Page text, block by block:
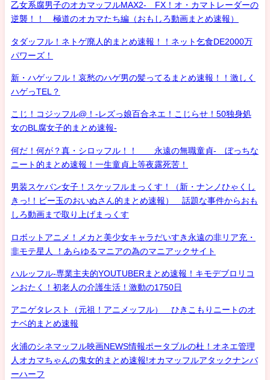
乙女系腐男子のオカマッフルMAX2- FX！オ・カマトレーダーの
逆襲！！ 極道のオカマたち編（おもしろ動画まとめ速報）
タダッフル！ネトゲ廃人的まとめ速報！！ネット乞食DE2000万
パワーズ！
新・ハゲッフル！哀愁のハゲ男の髪ってるまとめ速報！！激しく
ハゲっTEL？
こじ！コジッフル@！-レズっ娘百合ネエ！こじらせ！50独身処
女のBL腐女子的まとめ速報-
何だ！何が？真・シロッフル！！ 永遠の無職童貞- ぼっちな
ニート的まとめ速報！一生童貞上等夜露死苦！
男装スケバン女子！スケッフルまっくす！（新・ナンノひゃくし
きっ!！ビー玉のおいぬさん的まとめ速報） 話題な事件からおも
しろ動画まで取り上げまっくす
ロボットアニメ！メカと美少女キャラだいすき永遠の非リア充・
非モテ星人 ！あらゆるマニアの為のマニアックサイト
ハルッフル-専業主夫的YOUTUBERまとめ速報！キモデブロリコ
ンおたく！初老人の介護生活！激動の1750日
アニゲタレスト（元祖！アニメッフル） ひきこもりニートのオ
ナベ的まとめ速報
火浦のシネマッフル映画NEWS情報ポータブルの杜！オネエ管理
人オカマちゃんの鬼女的まとめ速報!オカマッフルアタックナンバ
ーハーフ